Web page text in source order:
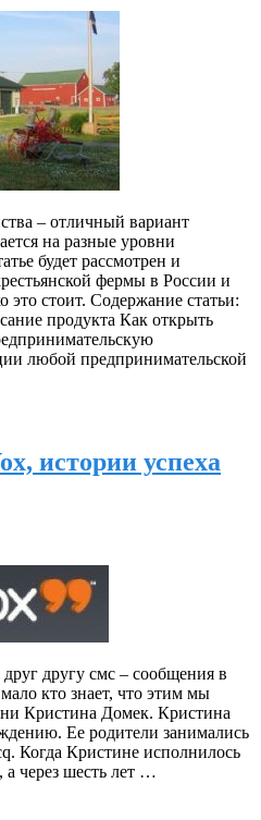
– отличный вариант
на разные уровни
будет рассмотрен и
фермы в России и
это стоит. Содержание статьи:
продукта Как открыть
любой предпринимательской
истории успеха
другу смс – сообщения в
кто знает, что этим мы
Кристина Домек. Кристина
Ее родители занимались
Когда Кристине исполнилось
а через шесть лет …